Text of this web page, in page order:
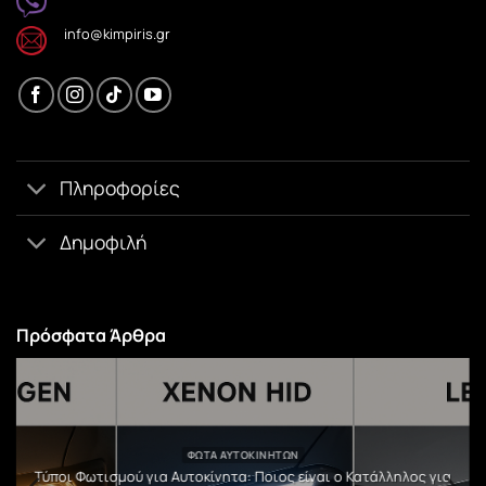
info@kimpiris.gr
Πληροφορίες
Δημοφιλή
Πρόσφατα Άρθρα
ΦΏΤΑ ΑΥΤΟΚΙΝΉΤΩΝ
Τύποι Φωτισμού για Αυτοκίνητα: Ποιος είναι ο Κατάλληλος για